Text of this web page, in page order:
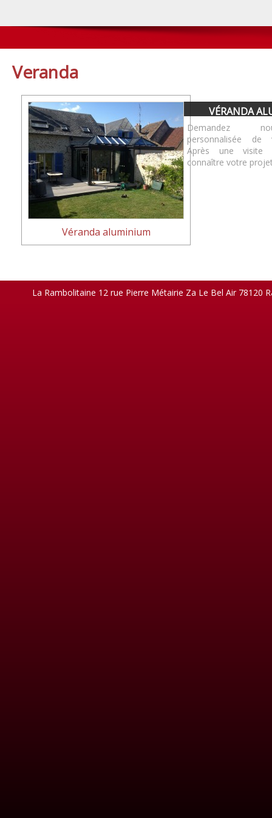
Veranda
VÉRANDA
Demandez
personnalisée de
Après une
connaître votre
Véranda aluminium
Post Navigation
La Rambolitaine 12 rue Pierre Métairie Za Le Bel Air